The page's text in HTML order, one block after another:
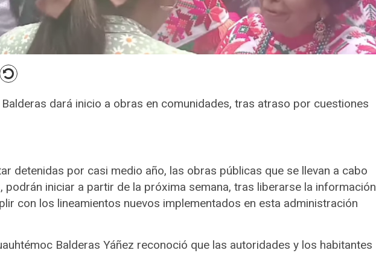
dará inicio a obras en comunidades, tras atraso por cuestiones
detenidas por casi medio año, las obras públicas que se llevan a cabo
podrán iniciar a partir de la próxima semana, tras liberarse la información
con los lineamientos nuevos implementados en esta administración
Balderas Yáñez reconoció que las autoridades y los habitantes